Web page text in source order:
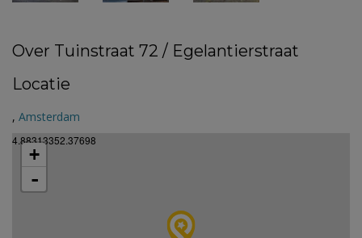
Over Tuinstraat 72 / Egelantierstraat
Locatie
, Amsterdam
4.88313352.37698
+
-